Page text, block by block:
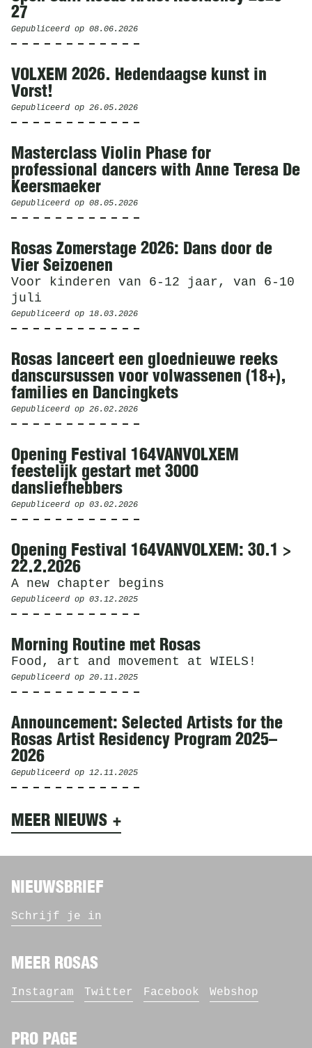
27
Gepubliceerd op 08.06.2026
VOLXEM 2026. Hedendaagse kunst in
Vorst!
Gepubliceerd op 26.05.2026
Masterclass Violin Phase for
professional dancers with Anne Teresa De
Keersmaeker
Gepubliceerd op 08.05.2026
Rosas Zomerstage 2026: Dans door de
Vier Seizoenen
Voor kinderen van 6-12 jaar, van 6-10
juli
Gepubliceerd op 18.03.2026
Rosas lanceert een gloednieuwe reeks
danscursussen voor volwassenen (18+),
families en Dancingkets
Gepubliceerd op 26.02.2026
Opening Festival 164VANVOLXEM
feestelijk gestart met 3000
dansliefhebbers
Gepubliceerd op 03.02.2026
Opening Festival 164VANVOLXEM: 30.1 >
22.2.2026
A new chapter begins
Gepubliceerd op 03.12.2025
Morning Routine met Rosas
Food, art and movement at WIELS!
Gepubliceerd op 20.11.2025
Announcement: Selected Artists for the
Rosas Artist Residency Program 2025–
2026
Gepubliceerd op 12.11.2025
MEER NIEUWS
NIEUWSBRIEF
Schrijf je in
MEER ROSAS
Instagram Twitter Facebook Webshop
PRO PAGE